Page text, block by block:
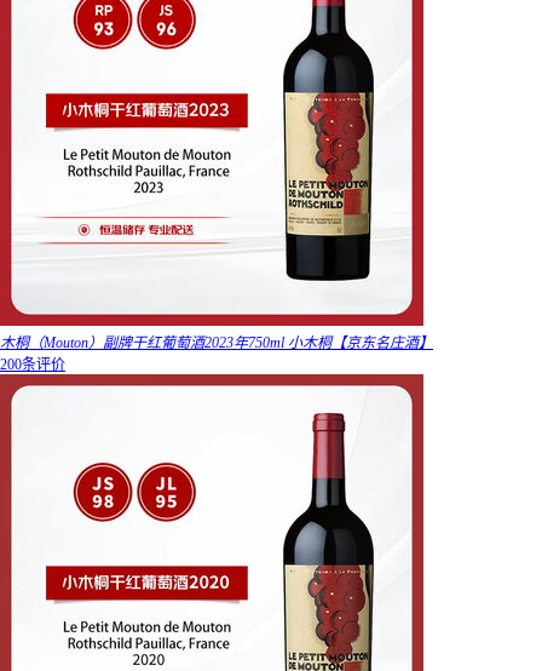
木桐（Mouton）副牌干红葡萄酒2023年750ml 小木桐【京东名庄酒】
200条评价